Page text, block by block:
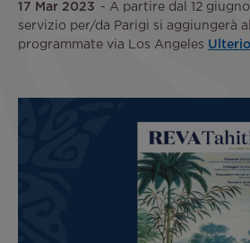
17 Mar 2023
A partire dal 12
servizio per/da Parigi si aggiungerà
programmate via Los Angeles